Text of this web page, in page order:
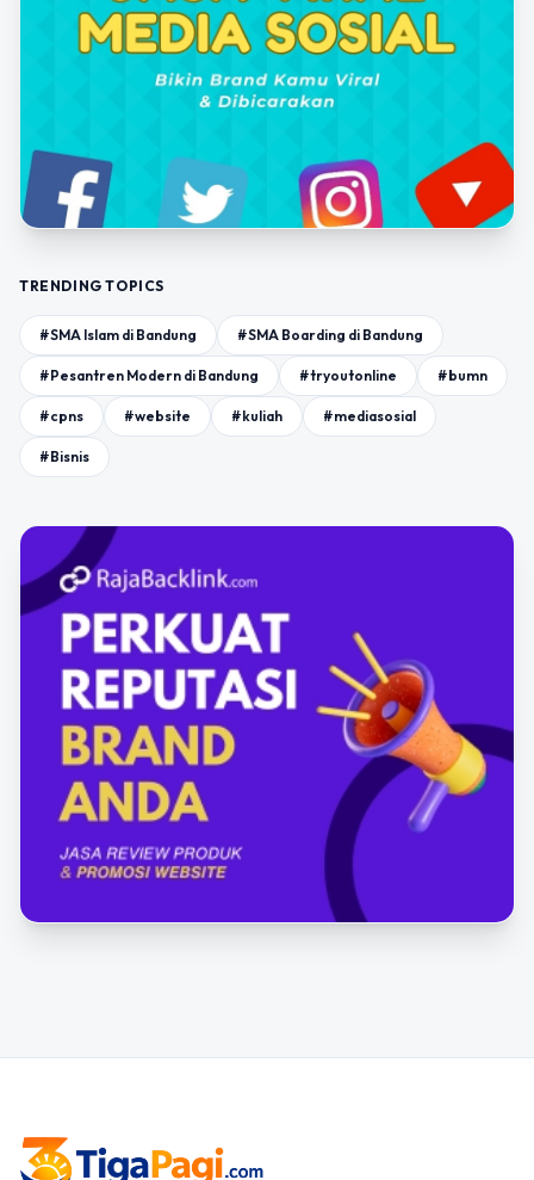
TRENDING TOPICS
#SMA Islam di Bandung #SMA Boarding di Bandung
#Pesantren Modern di Bandung #tryoutonline #bumn
#cpns #website #kuliah #mediasosial
#Bisnis